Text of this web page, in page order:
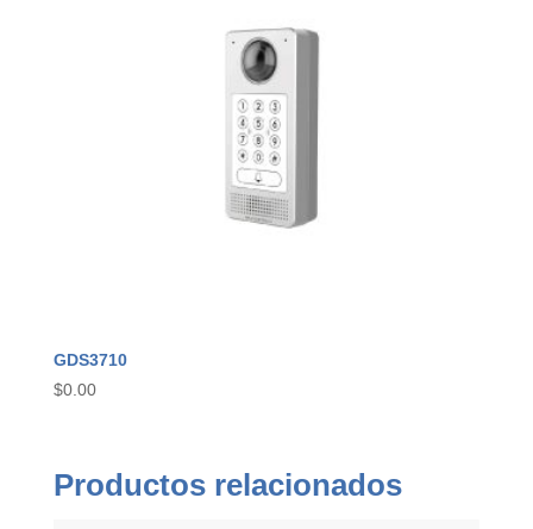
GDS3710
$0.00
Productos relacionados